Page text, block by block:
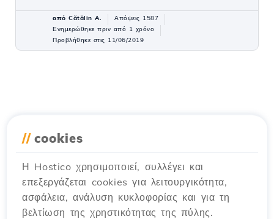
από Cătălin A.
Απόψεις 1587
Ενημερώθηκε πριν από 1 χρόνο
Προβλήθηκε στις 11/06/2019
// cookies
Η Hostico χρησιμοποιεί, συλλέγει και
επεξεργάζεται cookies για λειτουργικότητα,
ασφάλεια, ανάλυση κυκλοφορίας και για τη
βελτίωση της χρηστικότητας της πύλης.